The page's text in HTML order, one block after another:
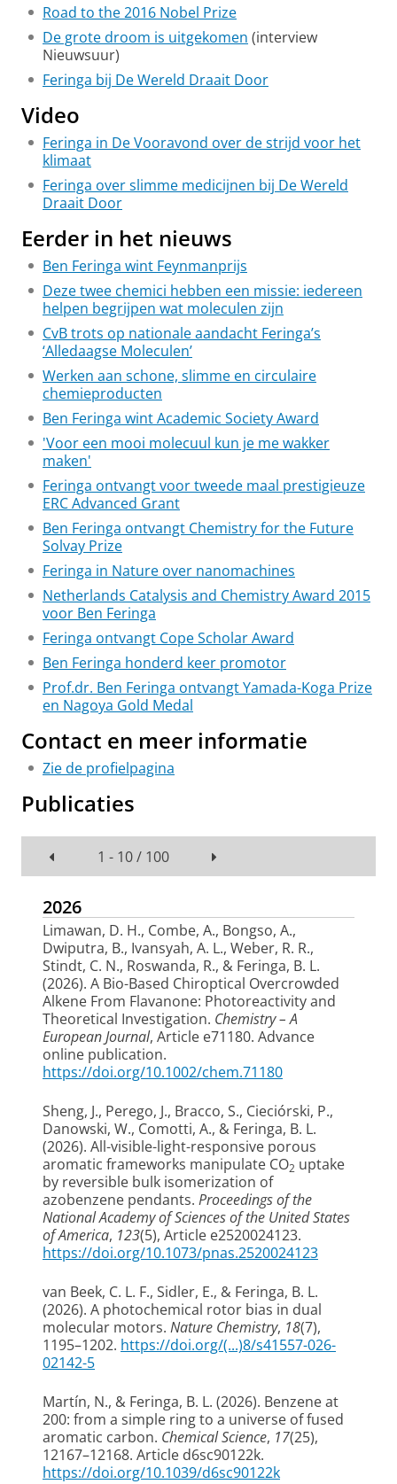
Road to the 2016 Nobel Prize
De grote droom is uitgekomen (interview
Nieuwsuur)
Feringa bij De Wereld Draait Door
Video
Feringa in De Vooravond over de strijd voor het
klimaat
Feringa over slimme medicijnen bij De Wereld
Draait Door
Eerder in het nieuws
Ben Feringa wint Feynmanprijs
Deze twee chemici hebben een missie: iedereen
helpen begrijpen wat moleculen zijn
CvB trots op nationale aandacht Feringa’s
‘Alledaagse Moleculen’
Werken aan schone, slimme en circulaire
chemieproducten
Ben Feringa wint Academic Society Award
'Voor een mooi molecuul kun je me wakker
maken'
Feringa ontvangt voor tweede maal prestigieuze
ERC Advanced Grant
Ben Feringa ontvangt Chemistry for the Future
Solvay Prize
Feringa in Nature over nanomachines
Netherlands Catalysis and Chemistry Award 2015
voor Ben Feringa
Feringa ontvangt Cope Scholar Award
Ben Feringa honderd keer promotor
Prof.dr. Ben Feringa ontvangt Yamada-Koga Prize
en Nagoya Gold Medal
Contact en meer informatie
Zie de profielpagina
Publicaties
1 - 10 / 100
2026
Limawan, D. H., Combe, A., Bongso, A.,
Dwiputra, B., Ivansyah, A. L., Weber, R. R.,
Stindt, C. N., Roswanda, R., & Feringa, B. L.
(2026). A Bio-Based Chiroptical Overcrowded
Alkene From Flavanone: Photoreactivity and
Theoretical Investigation. Chemistry – A
European Journal, Article e71180. Advance
online publication.
https://doi.org/10.1002/chem.71180
Sheng, J., Perego, J., Bracco, S., Cieciórski, P.,
Danowski, W., Comotti, A., & Feringa, B. L.
(2026). All-visible-light-responsive porous
aromatic frameworks manipulate CO2 uptake
by reversible bulk isomerization of
azobenzene pendants. Proceedings of the
National Academy of Sciences of the United States
of America, 123(5), Article e2520024123.
https://doi.org/10.1073/pnas.2520024123
van Beek, C. L. F., Sidler, E., & Feringa, B. L.
(2026). A photochemical rotor bias in dual
molecular motors. Nature Chemistry, 18(7),
1195–1202. https://doi.org/(...)8/s41557-026-
02142-5
Martín, N., & Feringa, B. L. (2026). Benzene at
200: from a simple ring to a universe of fused
aromatic carbon. Chemical Science, 17(25),
12167–12168. Article d6sc90122k.
https://doi.org/10.1039/d6sc90122k